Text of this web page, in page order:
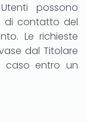
possono
di contatto del
Le richieste
dal Titolare
caso entro un